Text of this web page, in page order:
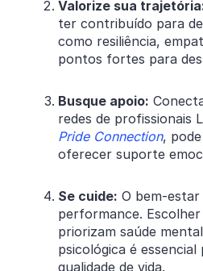
Valorize sua
ter contribuído para
como resiliência,
pontos fortes para
Busque apoio:
redes de profissionais
Pride Connection,
oferecer suporte
Se cuide: O bem-
performance.
priorizam saúde
psicológica é
qualidade de vida.